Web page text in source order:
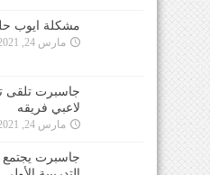
مشكلة ايوب
مارس 24, 2021
جاسبرت تلقى
لاعبي فريقه
مارس 24, 2021
جاسبرت يجتمع